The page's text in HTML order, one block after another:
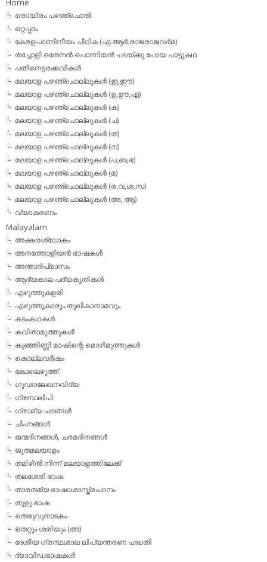
Home
ഒരായിരം പഴഞ്ചൊല്‍
ഒറ്റപ്പദം
കേരളപാണിനീയം പീഠിക (എ.ആര്‍.രാജരാജവര്‍മ)
തച്ചോളി ഒതേനൻ പൊന്നിയൻ പടയ്‌ക്കു പോയ പാട്ടുകഥ
പതിനെട്ടരക്കവികള്‍
മലയാള പഴഞ്ചൊല്ലുകള്‍ (ഇ,ഈ)
മലയാള പഴഞ്ചൊല്ലുകള്‍ (ഉ,ഊ,എ)
മലയാള പഴഞ്ചൊല്ലുകള്‍ (ക)
മലയാള പഴഞ്ചൊല്ലുകള്‍ (ച)
മലയാള പഴഞ്ചൊല്ലുകള്‍ (ത)
മലയാള പഴഞ്ചൊല്ലുകള്‍ (ന)
മലയാള പഴഞ്ചൊല്ലുകള്‍ (പ,ബ,ഭ)
മലയാള പഴഞ്ചൊല്ലുകള്‍ (മ)
മലയാള പഴഞ്ചൊല്ലുകള്‍ (ര,വ,ശ,സ)
മലയാള പഴഞ്ചൊല്ലുകൾ (അ, ആ)
വ്യാകരണം
Malayalam
അക്ഷരശ്ലോകം
അനത്തോളിയന്‍ ഭാഷകള്‍
അന്താദിപ്രാസം
ആദ്യകാല പദ്യകൃതികള്‍
എഴുത്തുകളരി
എഴുത്തുകാരും തൂലികാനാമവും
കടംകഥകള്‍
കവിതാമുത്തുകള്‍
കുഞ്ഞിണ്ണി മാഷിന്റെ മൊഴിമുത്തുകള്‍
കൊല്ലവര്‍ഷം
കോലെഴുത്ത്
ഗൂഢാലേഖനവിദ്യ
ഗ്രന്ഥലിപി
ഗ്രാമ്യ പദങ്ങള്‍
ചിഹ്നങ്ങള്‍
ജന്മദിനങ്ങള്‍, ചരമദിനങ്ങള്‍
ജൂതമലയാളം
തമിഴില്‍ നിന്ന് മലയാളത്തിലേക്ക്
തലശേരി ഭാഷ
താരതമ്യ ഭാഷാശാസ്ത്രപഠനം
തുളു ഭാഷ
തെരുവുനാടകം
തെറ്റും ശരിയും (അ)
ദേശീയ ഗ്രന്ഥശാല ലിപ്യന്തരണ പദ്ധതി
ദ്രാവിഡഭാഷകള്‍